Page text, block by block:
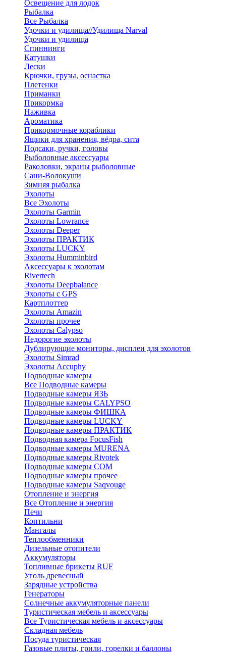
Освещение для лодок
Рыбалка
Все Рыбалка
Удочки и удилища//Удилища Narval
Удочки и удилища
Спиннинги
Катушки
Лески
Крючки, грузы, оснастка
Плетенки
Приманки
Прикормка
Наживка
Ароматика
Прикормочные кораблики
Ящики для хранения, вёдра, сита
Подсаки, ручки, головы
Рыболовные аксессуары
Раколовки, экраны рыболовные
Сани-Волокуши
Зимняя рыбалка
Эхолоты
Все Эхолоты
Эхолоты Garmin
Эхолоты Lowrance
Эхолоты Deeper
Эхолоты ПРАКТИК
Эхолоты LUCKY
Эхолоты Humminbird
Аксессуары к эхолотам
Rivertech
Эхолоты Deepbalance
Эхолоты с GPS
Картплоттер
Эхолоты Amazin
Эхолоты прочее
Эхолоты Calypso
Недорогие эхолоты
Дублирующие мониторы, дисплеи для эхолотов
Эхолоты Simrad
Эхолоты Accuphy
Подводные камеры
Все Подводные камеры
Подводные камеры ЯЗЬ
Подводные камеры CALYPSO
Подводные камеры ФИШКА
Подводные камеры LUCKY
Подводные камеры ПРАКТИК
Подводная камера FocusFish
Подводные камеры MURENA
Подводные камеры Rivotek
Подводные камеры СОМ
Подводные камеры прочее
Подводные камеры Saqvouge
Отопление и энергия
Все Отопление и энергия
Печи
Коптильни
Мангалы
Теплообменники
Дизельные отопители
Аккумуляторы
Топливные брикеты RUF
Уголь древесный
Зарядные устройства
Генераторы
Солнечные аккумуляторные панели
Туристическая мебель и аксессуары
Все Туристическая мебель и аксессуары
Складная мебель
Посуда туристическая
Газовые плиты, грили, горелки и баллоны